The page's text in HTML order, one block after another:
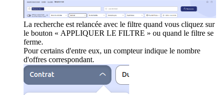
La recherche est relancée avec le filtre quand vous cliquez sur
le bouton « APPLIQUER LE FILTRE » ou quand le filtre se
ferme.
Pour certains d'entre eux, un compteur indique le nombre
d'offres correspondant.